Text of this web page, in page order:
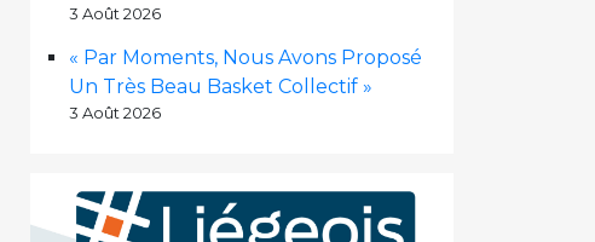
3 Août 2026
« Par Moments, Nous Avons Proposé
Un Très Beau Basket Collectif »
3 Août 2026